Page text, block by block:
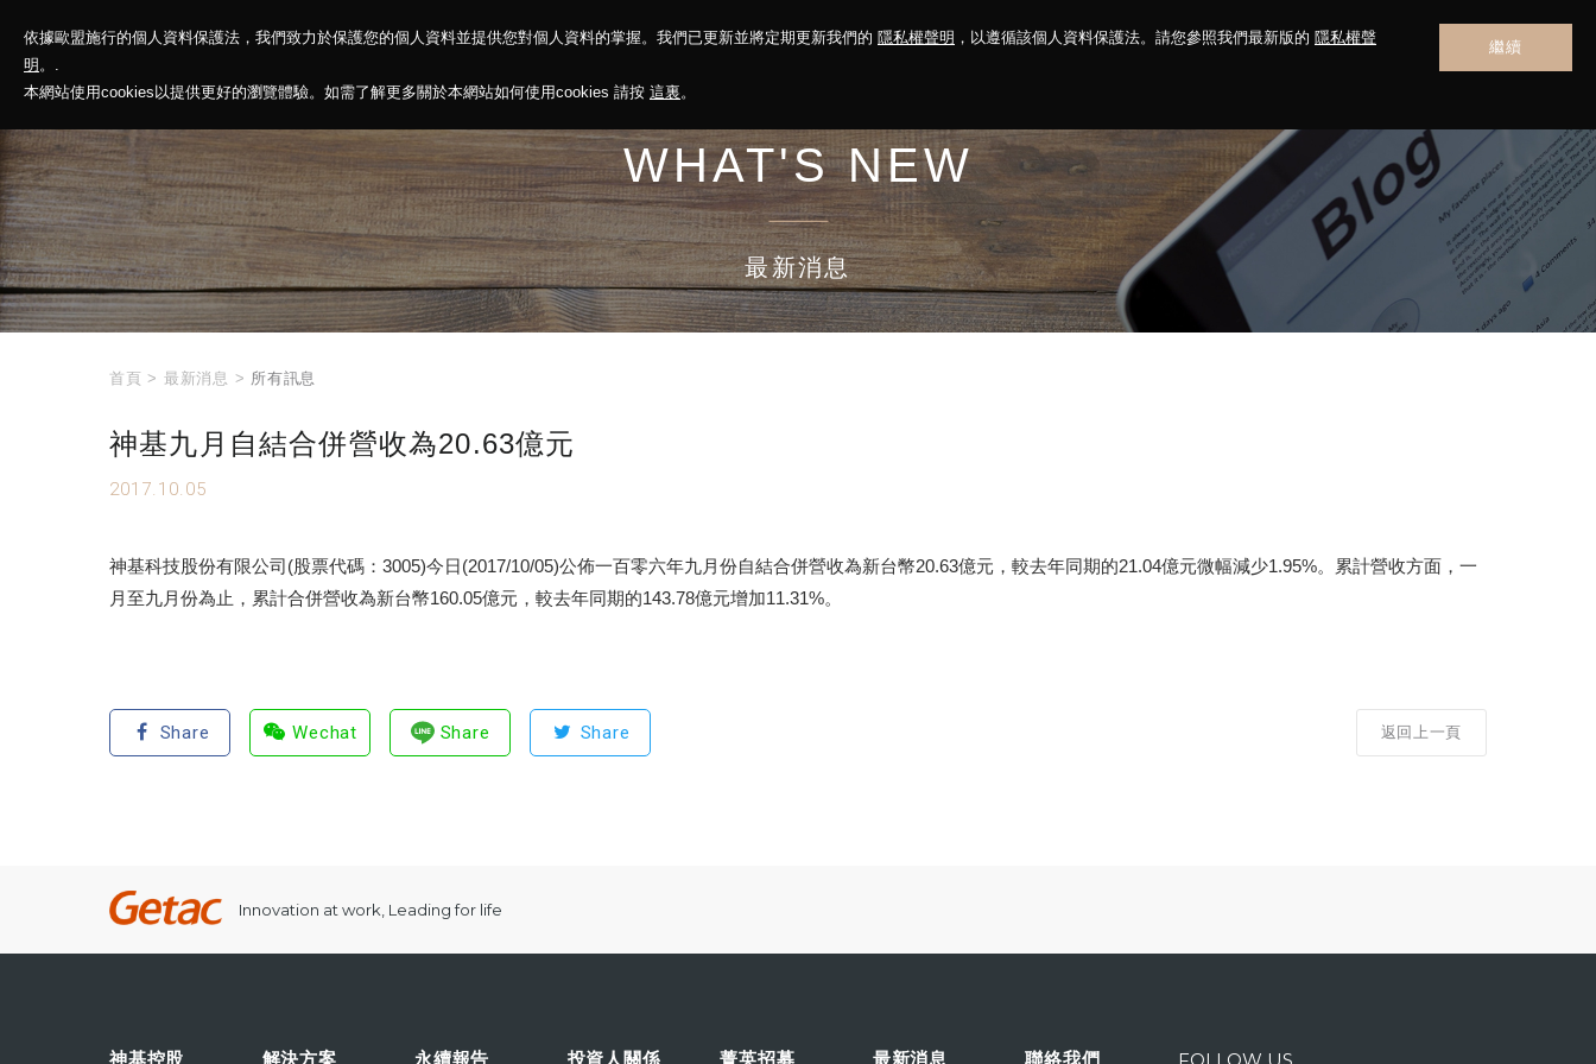
依據歐盟施行的個人資料保護法，我們致力於保護您的個人資料並提供您對個人資料的掌握。我們已更新並將定期更新我們的 隱私權聲明 ，以遵循該個人資料保護法。請您參照我們最新版的 隱私權聲
明 。.
本網站使用cookies以提供更好的瀏覽體驗。如需了解更多關於本網站如何使用cookies 請按 這裏。
繼續
神基投控 解決方案 永續報告 投資人關係 菁英招募 最新消息 聯絡我們
WHAT'S NEW
最新消息
首頁 > 最新消息 > 所有訊息
神基九月自結合併營收為20.63億元
2017.10.05
神基科技股份有限公司(股票代碼：3005)今日(2017/10/05)公佈一百零六年九月份自結合併營收為新台幣20.63億元，較去年同期的21.04億元微幅減少1.95%。累計營收方面，一
月至九月份為止，累計合併營收為新台幣160.05億元，較去年同期的143.78億元增加11.31%。
返回上一頁
Share Wechat Share Share
Innovation at work, Leading for life
神基控股 解決方案 永續報告 投資人關係 菁英招募 最新消息 聯絡我們 FOLLOW US